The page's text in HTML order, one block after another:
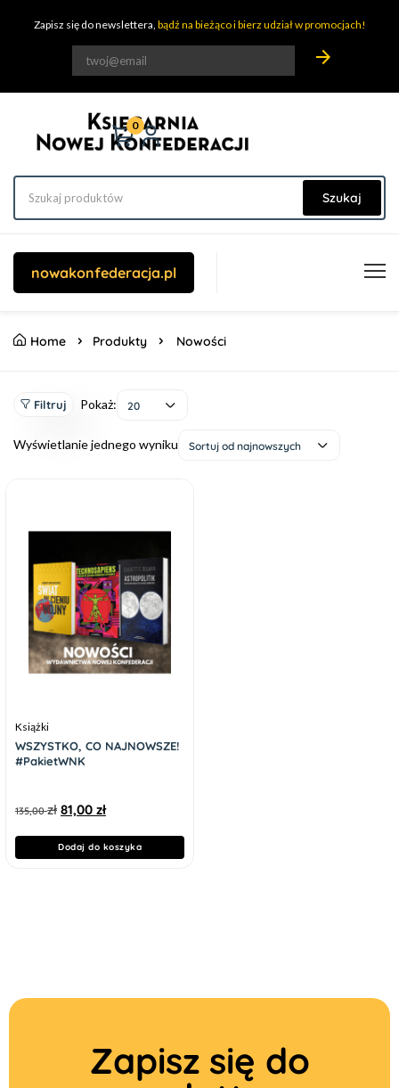
Zapisz się do newslettera, bądź na bieżąco i bierz udział w promocjach!
arrow_forward
0
Szukaj
nowakonfederacja.pl
Home Produkty Nowości
Filtruj Pokaż: 20
Wyświetlanie jednego wyniku Sortuj od najnowszych
Książki
WSZYSTKO, CO NAJNOWSZE!
#PakietWNK
135,00zł 81,00 zł
Dodaj do koszyka
Zapisz się do